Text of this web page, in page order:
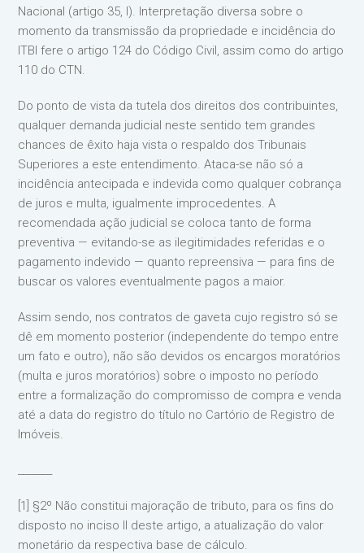
Nacional (artigo 35, I). Interpretação diversa sobre o
momento da transmissão da propriedade e incidência do
ITBI fere o artigo 124 do Código Civil, assim como do artigo
110 do CTN.
Do ponto de vista da tutela dos direitos dos contribuintes,
qualquer demanda judicial neste sentido tem grandes
chances de êxito haja vista o respaldo dos Tribunais
Superiores a este entendimento. Ataca-se não só a
incidência antecipada e indevida como qualquer cobrança
de juros e multa, igualmente improcedentes. A
recomendada ação judicial se coloca tanto de forma
preventiva — evitando-se as ilegitimidades referidas e o
pagamento indevido — quanto repreensiva — para fins de
buscar os valores eventualmente pagos a maior.
Assim sendo, nos contratos de gaveta cujo registro só se
dê em momento posterior (independente do tempo entre
um fato e outro), não são devidos os encargos moratórios
(multa e juros moratórios) sobre o imposto no período
entre a formalização do compromisso de compra e venda
até a data do registro do título no Cartório de Registro de
Imóveis.
[1] §2º Não constitui majoração de tributo, para os fins do
disposto no inciso II deste artigo, a atualização do valor
monetário da respectiva base de cálculo.